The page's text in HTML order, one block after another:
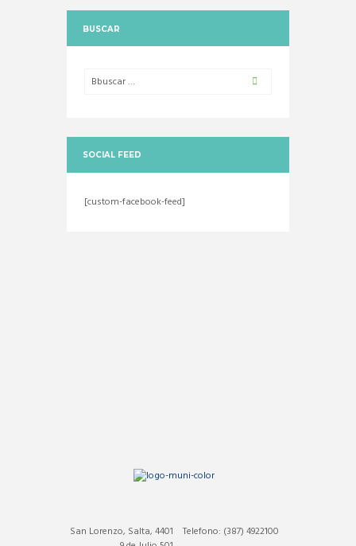
BUSCAR
SOCIAL FEED
[custom-facebook-feed]
Telefono: (387) 4922100
San Lorenzo, Salta, 4401